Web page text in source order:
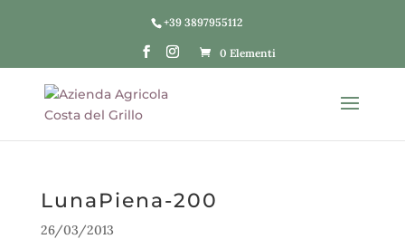
+39 3897955112
0 Elementi
LunaPiena-200
26/03/2013